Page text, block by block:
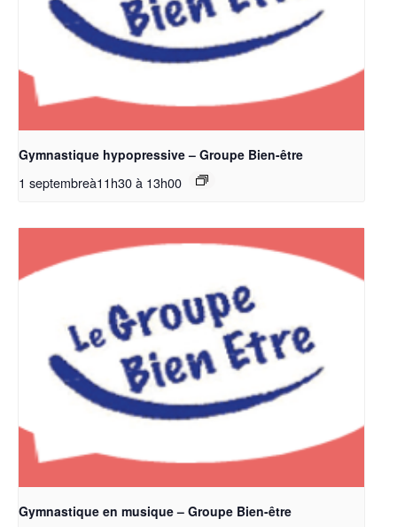
Gymnastique hypopressive – Groupe Bien-être
1 septembreà11h30à 13h00
Gymnastique en musique – Groupe Bien-être